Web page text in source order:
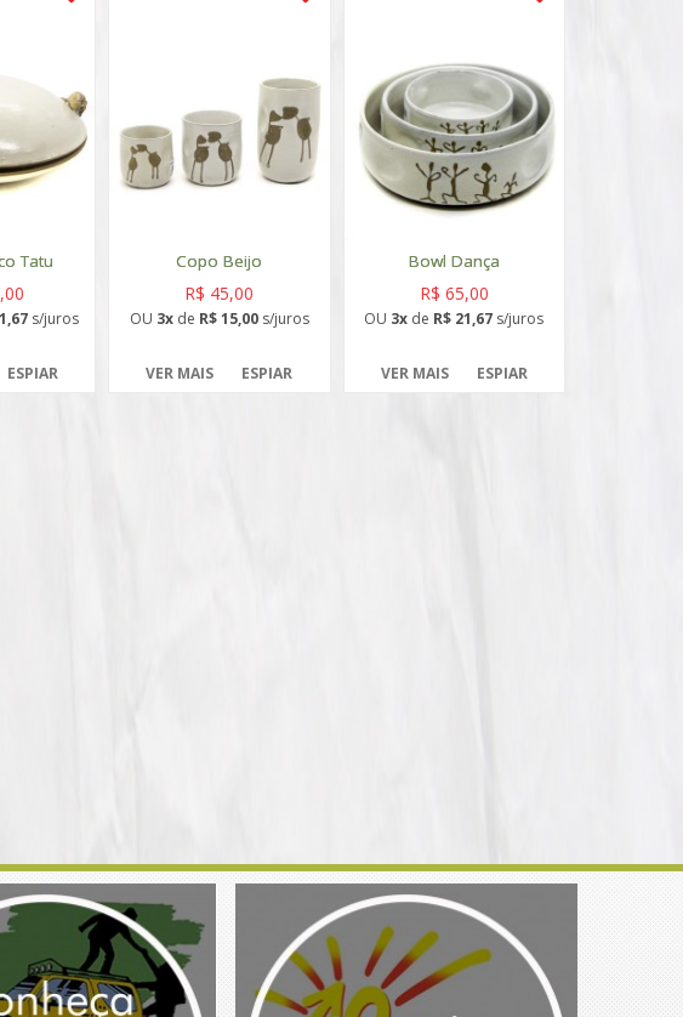
Tatu
s/juros
ESPIAR
Copo Beijo
R$ 45,00
OU 3xde R$ 15,00s/juros
VER MAIS ESPIAR
Bowl Dança
R$ 65,00
OU 3x de R$ 21,67 s/juros
VER MAIS ESPIAR